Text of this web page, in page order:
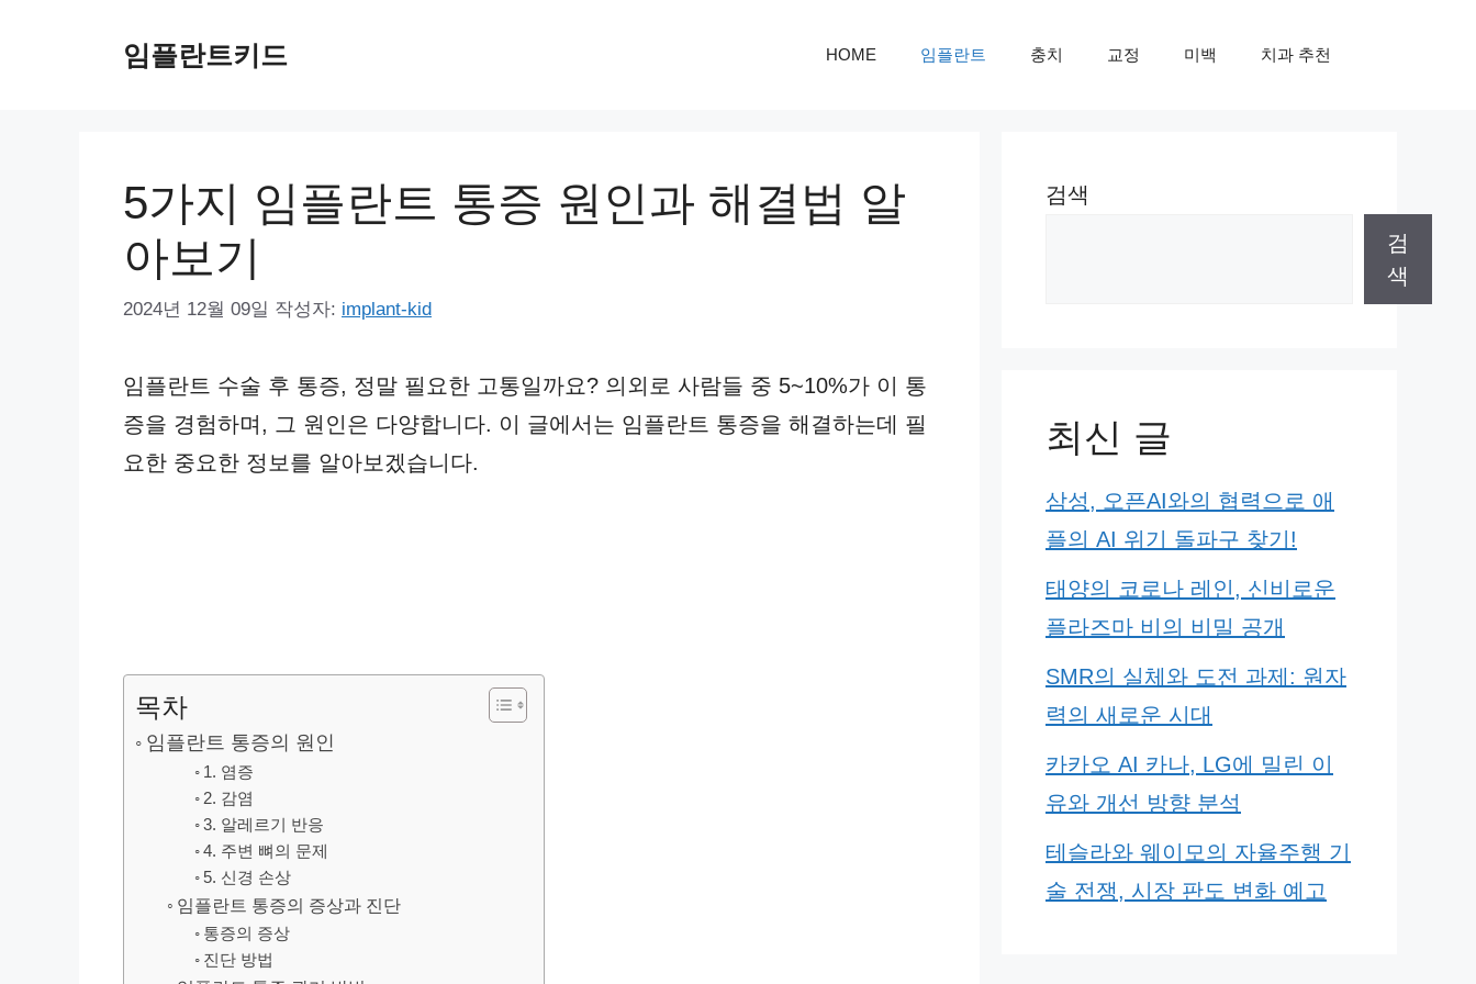
임플란트키드 HOME 임플란트 충치 교정 미백 치과 추천
5가지 임플란트 통증 원인과 해결법 알
아보기
2024년 12월 09일 작성자: implant-kid
임플란트 수술 후 통증, 정말 필요한 고통일까요? 의외로 사람들 중 5~10%가 이 통
증을 경험하며, 그 원인은 다양합니다. 이 글에서는 임플란트 통증을 해결하는데 필
요한 중요한 정보를 알아보겠습니다.
목차
임플란트 통증의 원인
1. 염증
2. 감염
3. 알레르기 반응
4. 주변 뼈의 문제
5. 신경 손상
임플란트 통증의 증상과 진단
통증의 증상
진단 방법
검색
검
색
최신 글
삼성, 오픈AI와의 협력으로 애
플의 AI 위기 돌파구 찾기!
태양의 코로나 레인, 신비로운
플라즈마 비의 비밀 공개
SMR의 실체와 도전 과제: 원자
력의 새로운 시대
카카오 AI 카나, LG에 밀린 이
유와 개선 방향 분석
테슬라와 웨이모의 자율주행 기
술 전쟁, 시장 판도 변화 예고